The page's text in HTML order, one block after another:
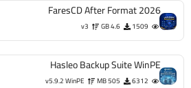
FaresCD After Format 2026
1509
4.6 GB
v3
Hasleo Backup Suite WinPE
6312
505 MB
v5.9.2 WinPE